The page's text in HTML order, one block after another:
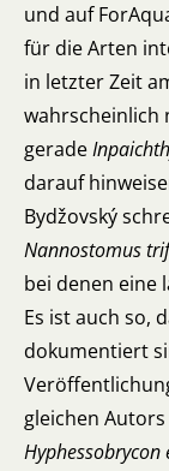
und auf
für die Arten
in letzter Zeit
wahrscheinlich
gerade
darauf
Bydžovský
Nannostomus
bei denen eine
Es ist auch so,
dokumentiert
gleichen
Hyphessobrycon